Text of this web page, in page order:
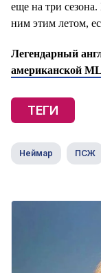
еще на три
ним этим летом,
Легендарный
американской
ТЕГИ
Неймар ПСЖ